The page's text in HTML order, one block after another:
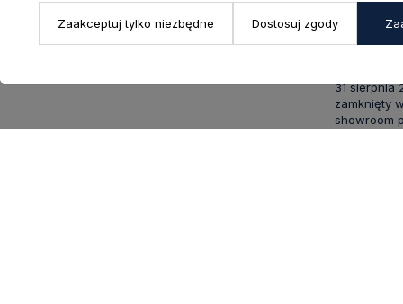
sklep@decoratore.pl
Pon. - Pt.:
31 sierpnia
zamknięty
showroom
Zaakceptuj tylko niezbędne Dostosuj zgody